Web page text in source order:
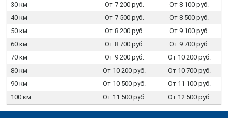
30 км
От 7 200 руб.
От 8 100 руб.
40 км
От 7 500 руб.
От 8 500 руб.
50 км
От 8 200 руб.
От 9 100 руб.
60 км
От 8 700 руб.
От 9 700 руб.
70 км
От 9 200 руб.
От 10 200 руб.
80 км
От 10 200 руб.
От 10 700 руб.
90 км
От 10 500 руб.
От 11 100 руб.
100 км
От 11 500 руб. От 12 500 руб.